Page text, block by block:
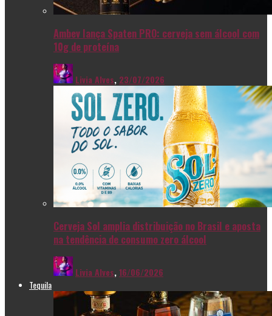
Ambev lança Spaten PRO: cerveja sem álcool com
10g de proteína
Livia Alves, 23/07/2026
Cerveja Sol amplia distribuição no Brasil e aposta
na tendência de consumo zero álcool
Livia Alves,16/06/2026
Tequila